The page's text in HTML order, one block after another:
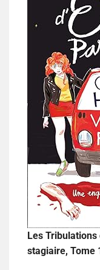
Les
stagiaire, Tome